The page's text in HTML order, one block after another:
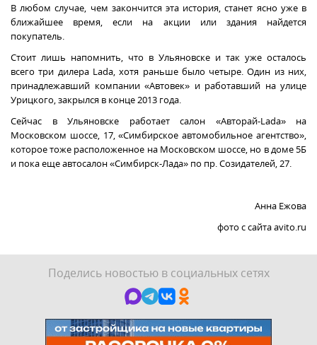
В любом случае, чем закончится эта история, станет ясно уже в
ближайшее время, если на акции или здания найдется
покупатель.
Стоит лишь напомнить, что в Ульяновске и так уже осталось
всего три дилера Lada, хотя раньше было четыре. Один из них,
принадлежавший компании «Автовек» и работавший на улице
Урицкого, закрылся в конце 2013 года.
Сейчас в Ульяновске работает салон «Авторай-Lada» на
Московском шоссе, 17, «Симбирское автомобильное агентство»,
которое тоже расположенное на Московском шоссе, но в доме 5Б
и пока еще автосалон «Симбирск-Лада» по пр. Созидателей, 27.
Анна Ежова
фото с сайта avito.ru
Поделись новостью в социальных сетях